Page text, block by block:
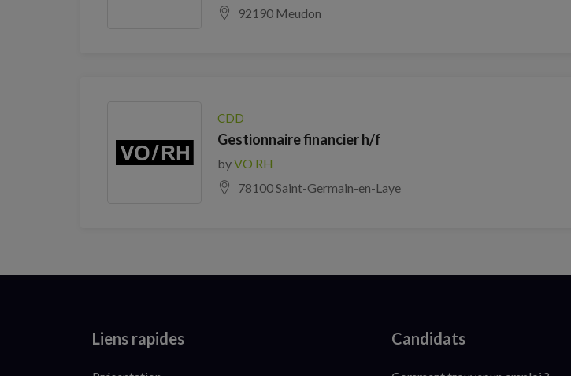
92190 Meudon
CDD
Gestionnaire financier h/f
byVO RH
78100 Saint-Germain-en-Laye
Liens rapides Candidats